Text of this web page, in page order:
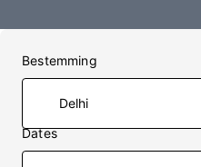
Bestemming
Dates